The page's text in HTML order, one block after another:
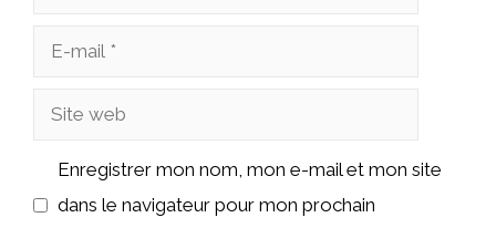
Site
Enregistrer mon nom, mon e-mail et mon site
dans le navigateur pour mon prochain